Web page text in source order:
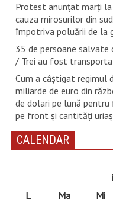
Protest anunțat marți la
cauza mirosurilor din
împotriva poluării de la
35 de persoane
/ Trei au fost
Cum a câștigat regimul
miliarde de euro din
de dolari pe lună
pe front și cantități
CALENDAR
L
Ma Mi